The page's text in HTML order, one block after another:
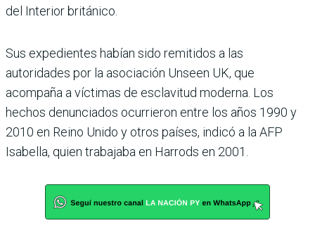
del Interior británico.
Sus expedientes habían sido remitidos a las
autoridades por la asociación Unseen UK, que
acompaña a víctimas de esclavitud moderna. Los
hechos denunciados ocurrieron entre los años 1990 y
2010 en Reino Unido y otros países, indicó a la AFP
Isabella, quien trabajaba en Harrods en 2001.